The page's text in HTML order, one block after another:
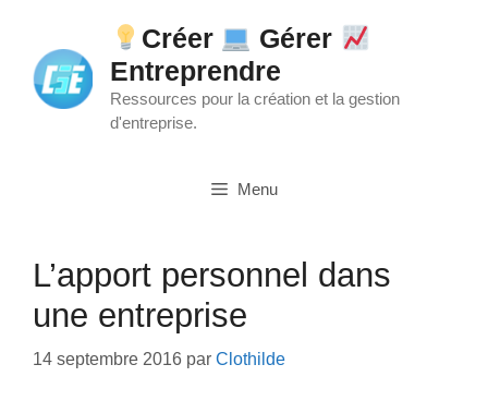
contenu
Créer
Gérer
Entreprendre
Ressources pour la création et la gestion
d'entreprise.
Menu
L’apport personnel dans
une entreprise
14 septembre 2016 par Clothilde